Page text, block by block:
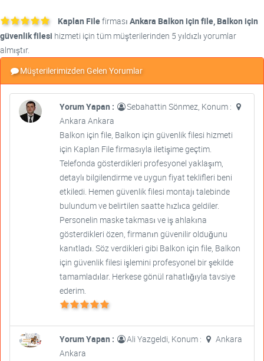
Kaplan Filefirması Ankara Balkon için file, Balkon için
güvenlik filesi hizmeti için tüm müşterilerinden 5 yıldızlı yorumlar
almıştır.
Müşterilerimizden Gelen Yorumlar
Yorum Yapan :
Sebahattin Sönmez, Konum :
Ankara Ankara
Balkon için file, Balkon için güvenlik filesi hizmeti
için Kaplan File firmasıyla iletişime geçtim.
Telefonda gösterdikleri profesyonel yaklaşım,
detaylı bilgilendirme ve uygun fiyat teklifleri beni
etkiledi. Hemen güvenlik filesi montajı talebinde
bulundum ve belirtilen saatte hızlıca geldiler.
Personelin maske takması ve iş ahlakına
gösterdikleri özen, firmanın güvenilir olduğunu
kanıtladı. Söz verdikleri gibi Balkon için file, Balkon
için güvenlik filesi işlemini profesyonel bir şekilde
tamamladılar. Herkese gönül rahatlığıyla tavsiye
ederim.
Yorum Yapan : Ali Yazgeldi, Konum :
Ankara
Ankara